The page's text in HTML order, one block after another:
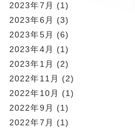
2023年7月
(1)
2023年6月
(3)
2023年5月
(6)
2023年4月
(1)
2023年1月
(2)
2022年11月
(2)
2022年10月
(1)
2022年9月
(1)
2022年7月
(1)